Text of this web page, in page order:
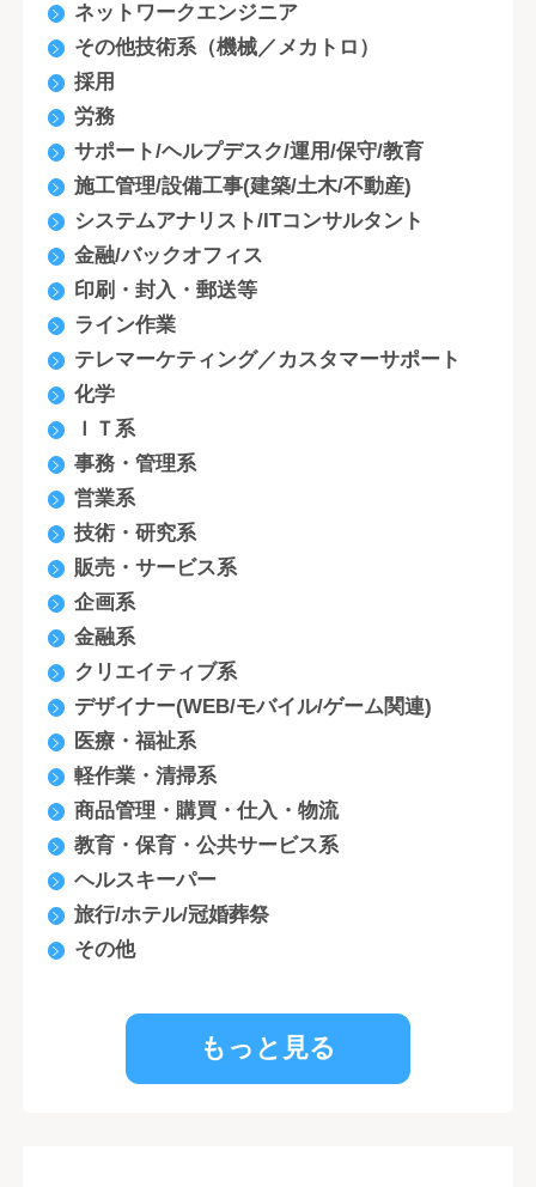
ネットワークエンジニア
その他技術系（機械／メカトロ）
採用
労務
サポート/ヘルプデスク/運用/保守/教育
施工管理/設備工事(建築/土木/不動産)
システムアナリスト/ITコンサルタント
金融/バックオフィス
印刷・封入・郵送等
ライン作業
テレマーケティング／カスタマーサポート
化学
ＩＴ系
事務・管理系
営業系
技術・研究系
販売・サービス系
企画系
金融系
クリエイティブ系
デザイナー(WEB/モバイル/ゲーム関連)
医療・福祉系
軽作業・清掃系
商品管理・購買・仕入・物流
教育・保育・公共サービス系
ヘルスキーパー
旅行/ホテル/冠婚葬祭
その他
もっと見る